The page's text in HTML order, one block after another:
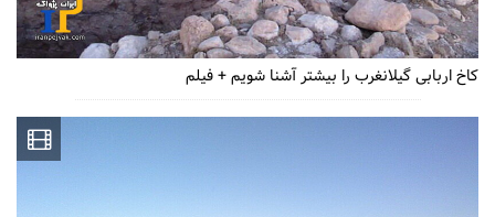
کاخ اربابی گیلانغرب را بیشتر آشنا شویم + فیلم